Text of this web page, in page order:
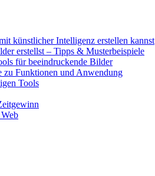
künstlicher Intelligenz erstellen kannst
erstellst – Tipps & Musterbeispiele
für beeindruckende Bilder
Funktionen und Anwendung
Tools